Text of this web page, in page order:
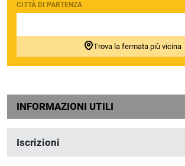
CITTÀ DI PARTENZA
Trova la fermata più vicina
INFORMAZIONI UTILI
Iscrizioni